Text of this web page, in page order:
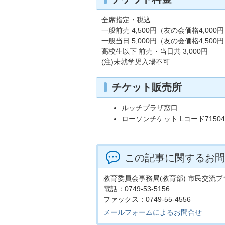
全席指定・税込
一般前売 4,500円（友の会価格4,000円
一般当日 5,000円（友の会価格4,500円
高校生以下 前売・当日共 3,000円
(注)未就学児入場不可
チケット販売所
ルッチプラザ窓口
ローソンチケット Lコード71504
この記事に関するお
教育委員会事務局(教育部) 市民交流プ
電話：0749-53-5156
ファックス：0749-55-4556
メールフォームによるお問合せ